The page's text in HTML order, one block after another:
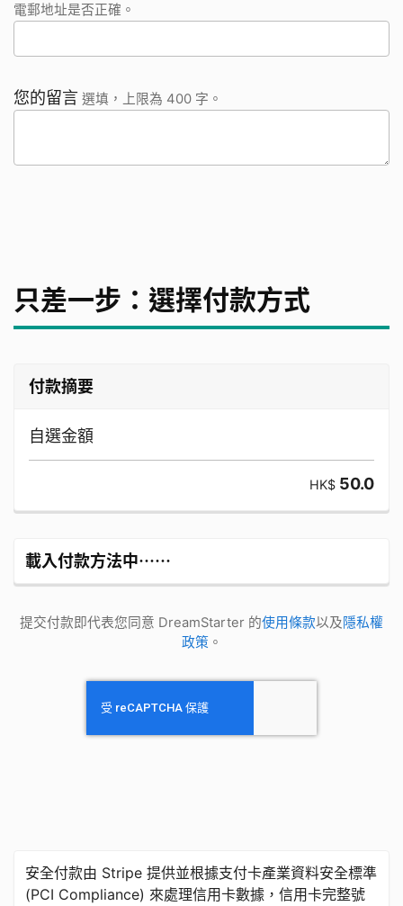
電郵地址是否正確。
您的留言 選填，上限為 400 字。
只差一步：選擇付款方式
付款摘要
自選金額
HK$ 50.0
載入付款方法中⋯⋯
提交付款即代表您同意 DreamStarter 的使用條款以及隱私權
政策 。
安全付款由 Stripe 提供並根據支付卡產業資料安全標準
​(​PCI Compliance) 來處理信用卡數據，信用卡完整號